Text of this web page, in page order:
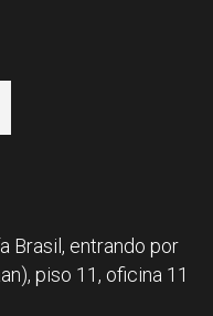
Brasil, entrando por
piso 11, oficina 11